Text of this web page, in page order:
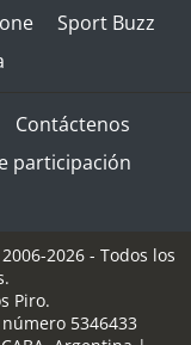
Sport Buzz
Contáctenos
participación
2026 - Todos los
Piro.
5346433